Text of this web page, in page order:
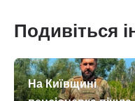
Подивіться
На Київщині